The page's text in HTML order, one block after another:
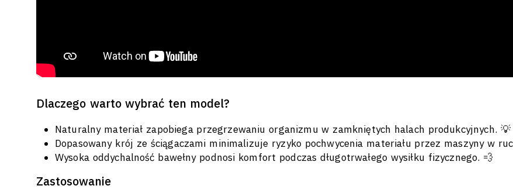
Dlaczego warto wybrać ten model?
Naturalny materiał zapobiega przegrzewaniu organizmu w zamkniętych halach produkcyjnych. 💡
Dopasowany krój ze ściągaczami minimalizuje ryzyko pochwycenia materiału przez maszyny w
Wysoka oddychalność bawełny podnosi komfort podczas długotrwałego wysiłku fizycznego. 💨
Zastosowanie